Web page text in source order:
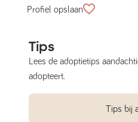
Profiel opslaan
Tips
Lees de adoptietips
adopteert.
Tips bij